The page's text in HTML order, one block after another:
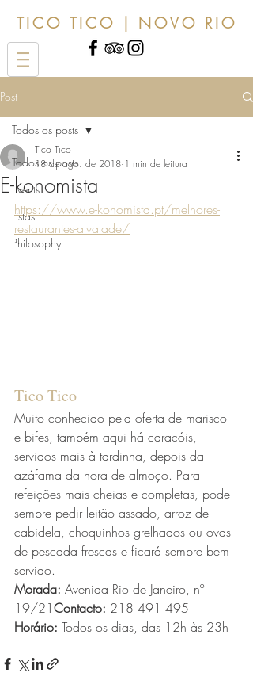
TICO TICO | NOVO RIO
Post
Todos os posts
Events
Listas
Philosophy
Todos os posts
E-konomista
Tico Tico
18 de ago. de 2018 1 min de leitura
https://www.e-konomista.pt/melhores-
restaurantes-alvalade/
Tico Tico
Muito conhecido pela oferta de marisco
e bifes, também aqui há caracóis,
servidos mais à tardinha, depois da
azáfama da hora de almoço. Para
refeições mais cheias e completas, pode
sempre pedir leitão assado, arroz de
cabidela, choquinhos grelhados ou ovas
de pescada frescas e ficará sempre bem
servido.
Morada: Avenida Rio de Janeiro, nº
19/21Contacto: 218 491 495
Horário: Todos os dias, das 12h às 23h